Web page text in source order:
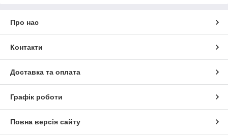
Про нас
Контакти
Доставка та оплата
Графік роботи
Повна версія сайту